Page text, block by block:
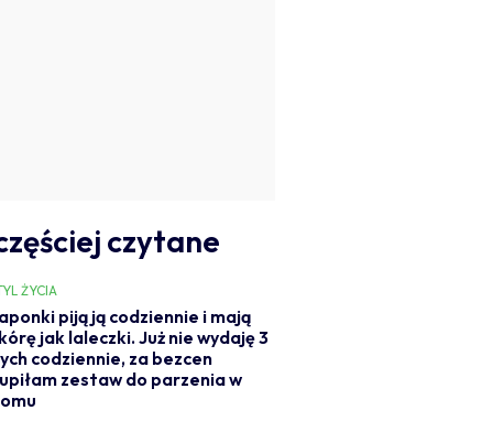
czytane
ŻYCIA
piją ją codziennie i mają
jak laleczki. Już nie wydaję 3
codziennie, za bezcen
zestaw do parzenia w